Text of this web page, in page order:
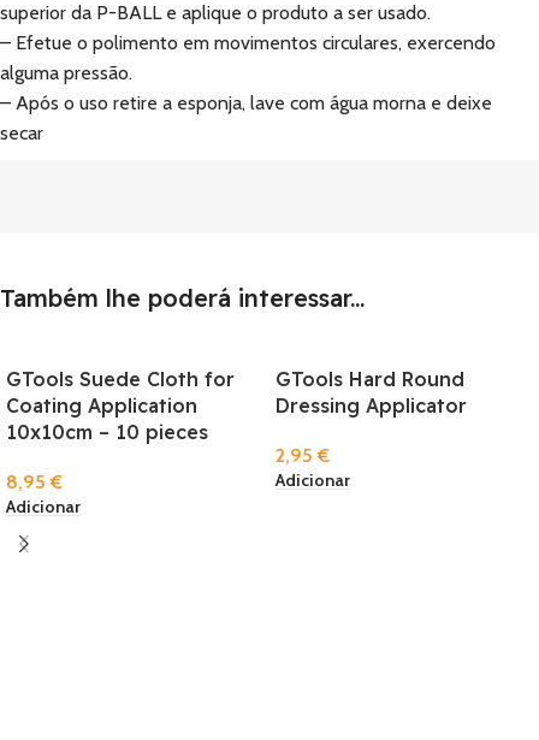
superior da P-BALL e aplique o produto a ser usado.
– Efetue o polimento em movimentos circulares, exercendo
alguma pressão.
– Após o uso retire a esponja, lave com água morna e deixe
secar
Também lhe poderá interessar...
GTools Suede Cloth for
Coating Application
10x10cm – 10 pieces
8,95€
Adicionar
GTools Hard Round
Dressing Applicator
2,95€
Adicionar